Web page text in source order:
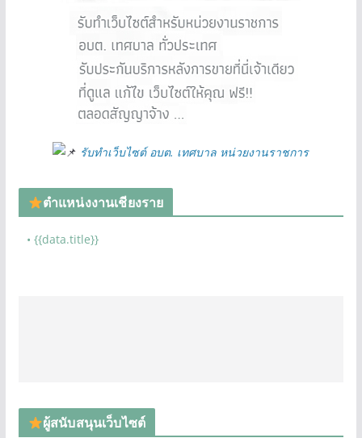
รับทำเว็บไซต์ อบต. เทศบาล หน่วยงานราชการ
ตำแหน่งงานเชียงราย
• {{data.title}}
ผู้สนับสนุนเว็บไซต์